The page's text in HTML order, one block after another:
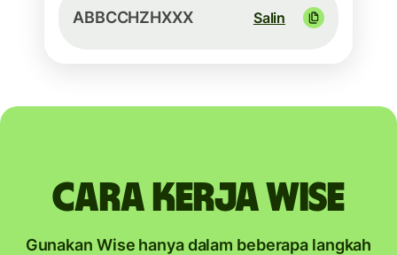
ABBCCHZHXXX Salin
Cara kerja Wise
Gunakan Wise hanya dalam beberapa langkah